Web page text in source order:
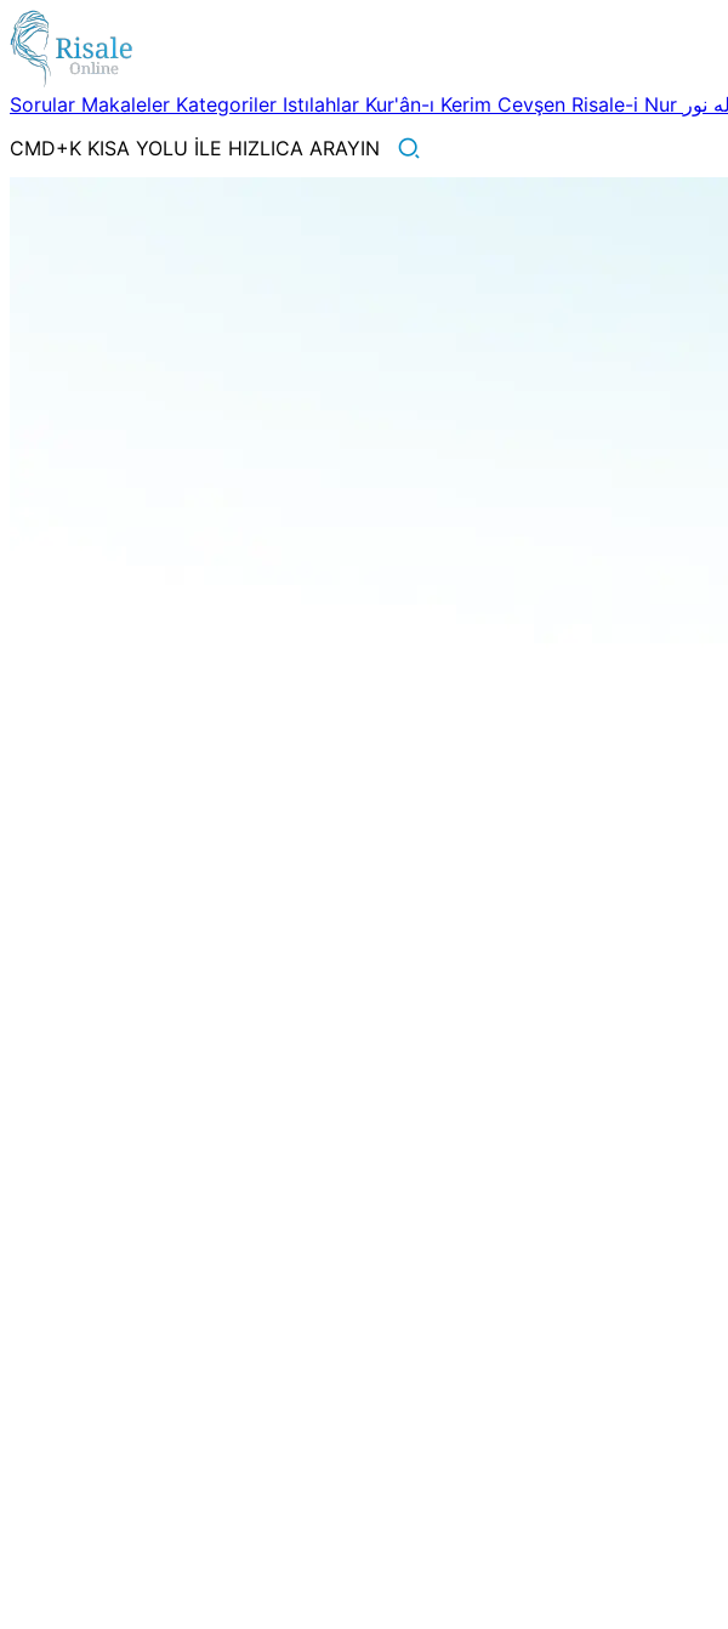
Sorular Makaleler Kategoriler Istılahlar Kur'ân-ı Kerim Cevşen Risale-i Nur
CMD+K KISA YOLU İLE HIZLICA ARAYIN